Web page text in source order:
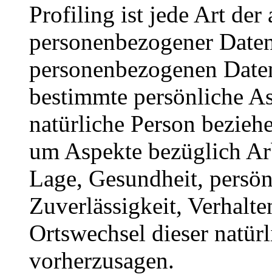
Profiling ist jede Art der
personenbezogener
personenbezogenen
bestimmte persönliche
natürliche Person
um Aspekte bezüglich
Lage, Gesundheit,
Zuverlässigkeit,
Ortswechsel dieser
vorherzusagen.